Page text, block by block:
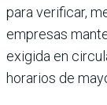
para verificar,
empresas
exigida en
horarios de